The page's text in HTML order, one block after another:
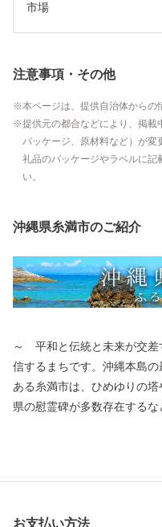
市場
注意事項・その他
本ページは、提供自治体からの
提供元の都合などにより、掲載
パッケージ、原材料など）が変
礼品のパッケージやラベルに記
い。
沖縄県糸満市のご紹介
～ 平和と伝統と未来が交差するまち ～
信するまちです。沖縄本島
ある糸満市は、ひめゆりの
県の慰霊碑が多数存在するな
市は、伝統文化を大切にす
お支払い方法